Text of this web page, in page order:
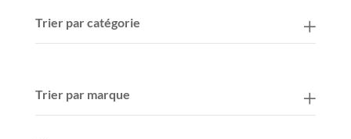
Trier par catégorie
Trier par marque